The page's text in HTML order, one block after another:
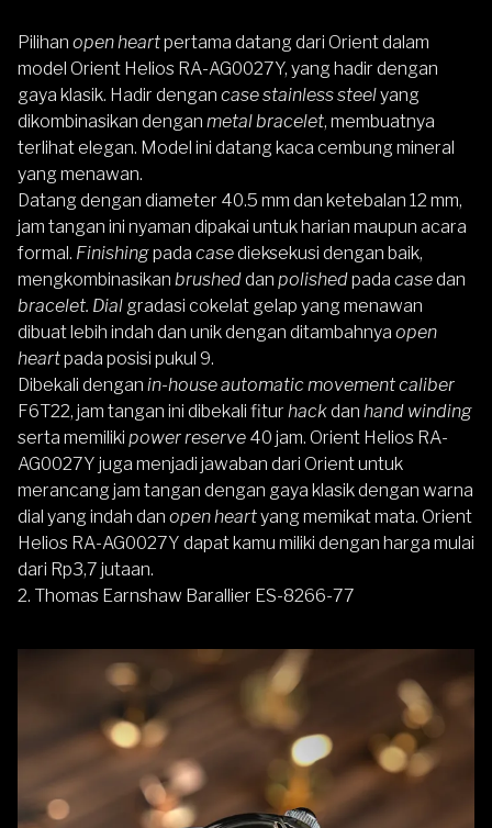
Pilihan open heartpertama datang dari Orient dalam
model Orient Helios RA-AG0027Y, yang hadir dengan
gaya klasik. Hadir dengan case stainless steelyang
dikombinasikan dengan metal bracelet, membuatnya
terlihat elegan. Model ini datang kaca cembung mineral
yang menawan.
Datang dengan diameter 40.5 mm dan ketebalan 12 mm,
jam tangan ini nyaman dipakai untuk harian maupun acara
formal. Finishingpada casedieksekusi dengan baik,
mengkombinasikan brusheddan polishedpada casedan
bracelet. Dial gradasi cokelat gelap yang menawan
dibuat lebih indah dan unik dengan ditambahnya open
heartpada posisi pukul 9.
Dibekali dengan in-house automatic movementcaliber
F6T22, jam tangan ini dibekali fitur hackdan hand winding
serta memiliki power reserve 40 jam. Orient Helios RA-
AG0027Y juga menjadi jawaban dari Orientuntuk
merancang jam tangan dengan gaya klasik dengan warna
dial yang indah dan open heartyang memikat mata. Orient
Helios RA-AG0027Y dapat kamu miliki dengan harga mulai
dari Rp3,7 jutaan.
2. Thomas Earnshaw Barallier ES-8266-77